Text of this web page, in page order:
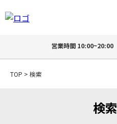
営業時間 10:00~20:00
TOP > 検索
検索